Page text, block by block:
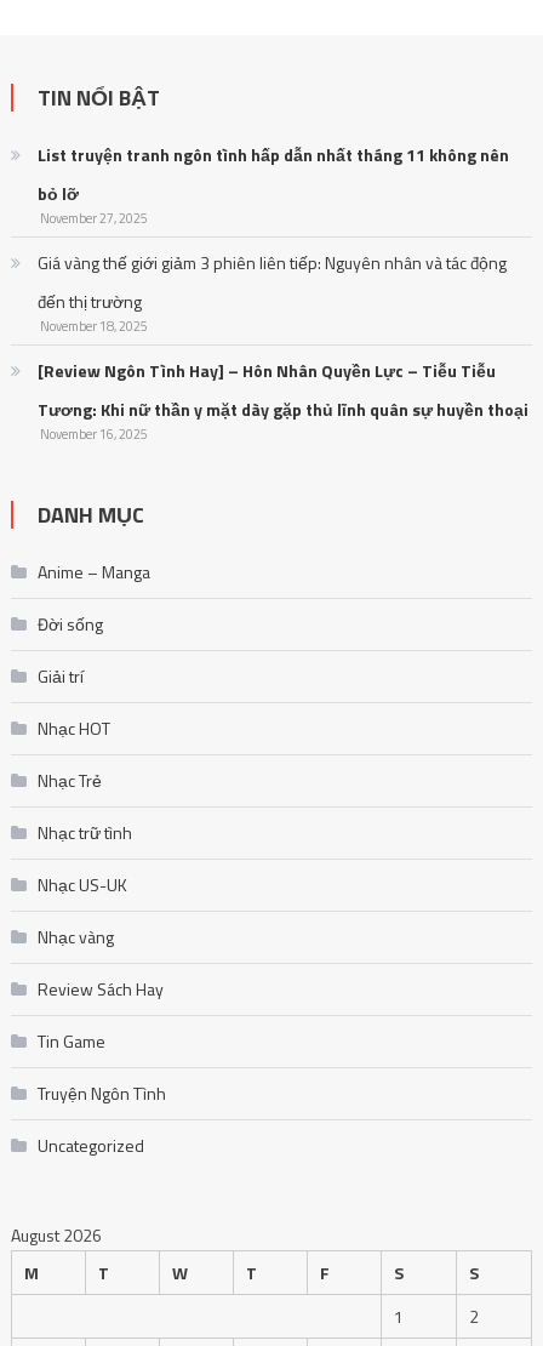
TIN NỔI BẬT
List truyện tranh ngôn tình hấp dẫn nhất tháng 11 không nên
bỏ lỡ
November 27, 2025
Giá vàng thế giới giảm 3 phiên liên tiếp: Nguyên nhân và tác động
đến thị trường
November 18, 2025
[Review Ngôn Tình Hay] – Hôn Nhân Quyền Lực – Tiễu Tiễu
Tương: Khi nữ thần y mặt dày gặp thủ lĩnh quân sự huyền thoại
November 16, 2025
DANH MỤC
Anime – Manga
Đời sống
Giải trí
Nhạc HOT
Nhạc Trẻ
Nhạc trữ tình
Nhạc US-UK
Nhạc vàng
Review Sách Hay
Tin Game
Truyện Ngôn Tình
Uncategorized
August 2026
M
T W T F S
S
1
2